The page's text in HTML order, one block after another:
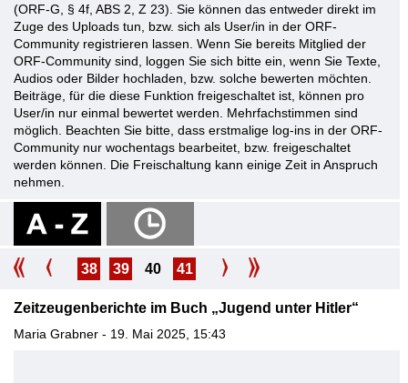
(ORF-G, § 4f, ABS 2, Z 23). Sie können das entweder direkt im
Zuge des Uploads tun, bzw. sich als User/in in der ORF-
Community registrieren lassen. Wenn Sie bereits Mitglied der
ORF-Community sind, loggen Sie sich bitte ein, wenn Sie Texte,
Audios oder Bilder hochladen, bzw. solche bewerten möchten.
Beiträge, für die diese Funktion freigeschaltet ist, können pro
User/in nur einmal bewertet werden. Mehrfachstimmen sind
möglich. Beachten Sie bitte, dass erstmalige log-ins in der ORF-
Community nur wochentags bearbeitet, bzw. freigeschaltet
werden können. Die Freischaltung kann einige Zeit in Anspruch
nehmen.
38 39 40 41
Zeitzeugenberichte im Buch „Jugend unter Hitler“
Maria Grabner - 19. Mai 2025, 15:43